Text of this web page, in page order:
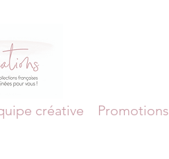
créative Promotions